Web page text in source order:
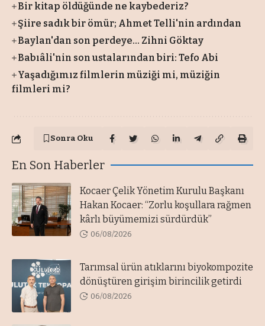
Bir kitap öldüğünde ne kaybederiz?
Şiire sadık bir ömür; Ahmet Telli'nin ardından
Baylan'dan son perdeye... Zihni Göktay
Babıâli'nin son ustalarından biri: Tefo Abi
Yaşadığımız filmlerin müziği mi, müziğin
filmleri mi?
Sonra Oku
En Son Haberler
Kocaer Çelik Yönetim Kurulu Başkanı
Hakan Kocaer: “Zorlu koşullara rağmen
kârlı büyümemizi sürdürdük”
06/08/2026
Tarımsal ürün atıklarını biyokompozite
dönüştüren girişim birincilik getirdi
06/08/2026